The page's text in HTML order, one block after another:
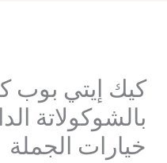
كيك إيتي
خيارات الجملة
بوب
كيك
محشو